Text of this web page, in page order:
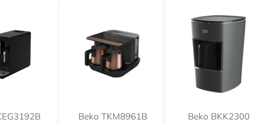
Beko TKM8961B Beko BKK2300